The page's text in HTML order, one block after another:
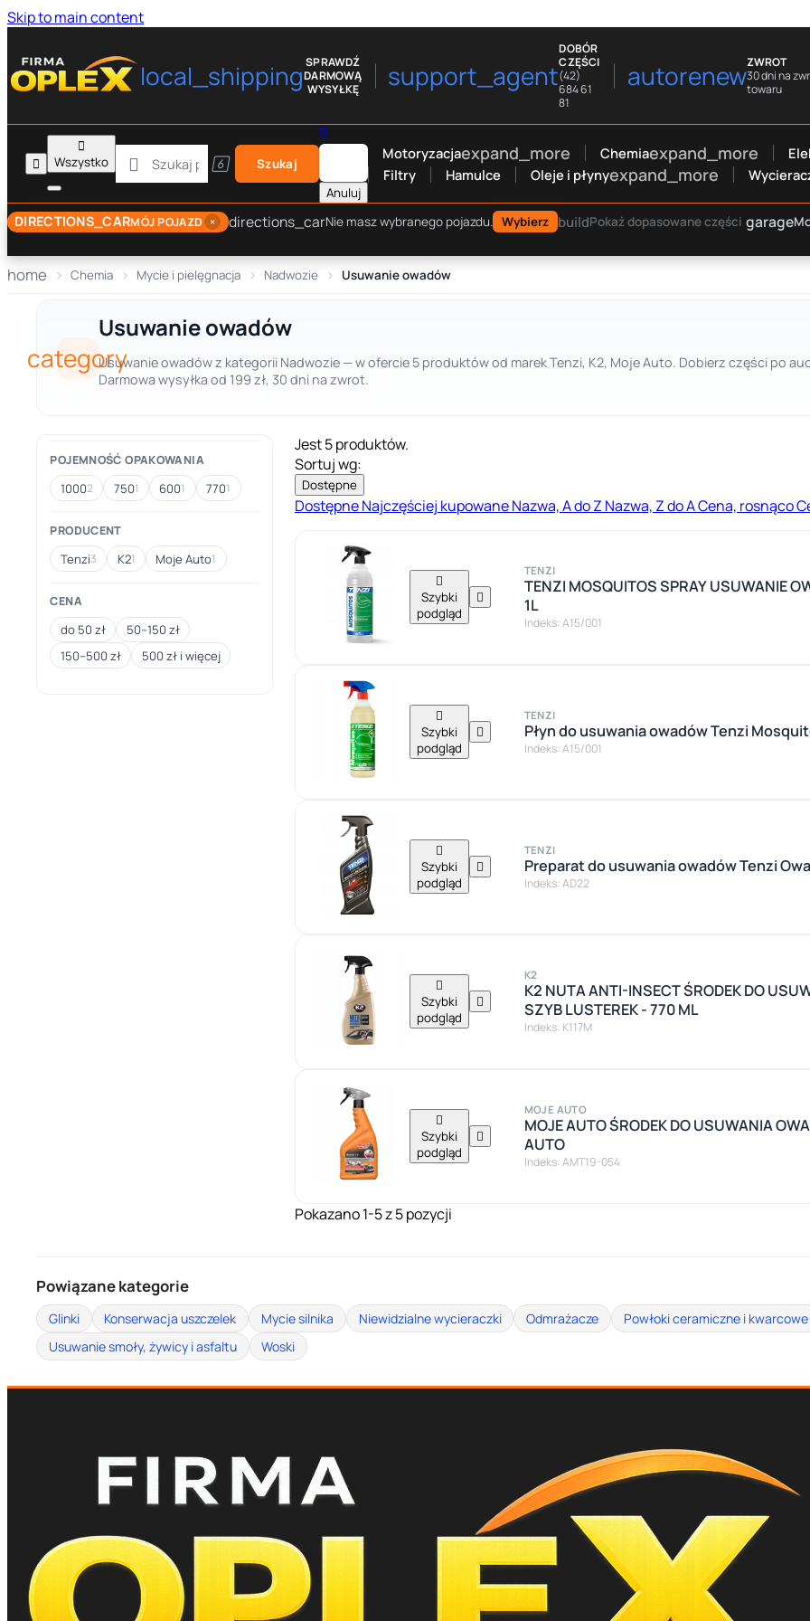
Skip to main content
local_shippingSPRAWDŹ
DARMOWĄ
WYSYŁKĘ
support_agent
DOBÓR
CZĘŚCI
(42)
684 61
81
autorenewZWROT
30 dni na
towaru


Wszystko
  Szukaj

Anuluj
Motoryzacjaexpand_more Chemiaexpand_more
Filtry Hamulce Oleje i płynyexpand_more
DIRECTIONS_CARMÓJ POJAZD × directions_carNie masz wybranego pojazdu. Wybierz buildPokaż dopasowane części garage
home Chemia Mycie i pielęgnacja Nadwozie Usuwanie owadów
category
Usuwanie owadów
Usuwanie owadów z kategorii Nadwozie — w ofercie 5 produktów od marek Tenzi, K2, Moje Auto. Dobierz części po
Darmowa wysyłka od 199 zł, 30 dni na zwrot.
POJEMNOŚĆ OPAKOWANIA
10002 7501 6001 7701
PRODUCENT
Tenzi3 K21 Moje Auto1
CENA
do 50 zł
50–150 zł
150–500 zł
500 zł i więcej
Jest 5 produktów.
Sortuj wg:
Dostępne
DostępneNajczęściej kupowaneNazwa, A do Z Nazwa, Z do ACena, rosnąco

Szybki
podgląd

TENZI
TENZI MOSQUITOS SPRAY USUWANIE
1L
Indeks: A15/001

Szybki
podgląd

TENZI
Płyn do usuwania owadów Tenzi
Indeks: A15/001

Szybki
podgląd

TENZI
Preparat do usuwania owadów Tenzi
Indeks: AD22

Szybki
podgląd

K2
K2 NUTA ANTI-INSECT ŚRODEK DO
SZYB LUSTEREK - 770 ML
Indeks: K117M

Szybki
podgląd

MOJE AUTO
MOJE AUTO ŚRODEK DO USUWANIA
AUTO
Indeks: AMT19-054
Pokazano 1-5 z 5 pozycji
Powiązane kategorie
Glinki Konserwacja uszczelek Mycie silnika Niewidzialne wycieraczki Odmrażacze Powłoki ceramiczne i kwarcowe
Usuwanie smoły, żywicy i asfaltu
Woski